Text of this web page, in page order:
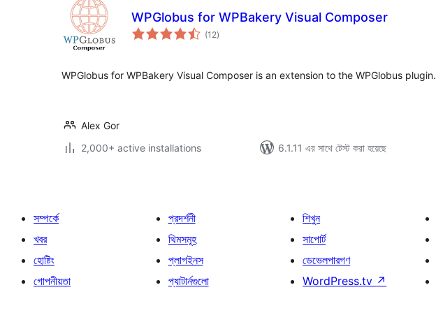
WPGlobus for WPBakery Visual Composer
(12total
ratings
)
WPGlobus for WPBakery Visual Composer is an extension to the WPGlobus plugin.
Alex Gor
2,000+ active installations
6.1.11 এর সাথে টেস্ট করা হয়েছে
সম্পর্কে
খবর
হোষ্টিং
গোপনীয়তা
প্রদর্শনী
থিমসমূহ
প্লাগইনস
প্যাটার্নগুলো
শিখুন
সাপোর্ট
ডেভেলপারগণ
WordPress.tv ↗